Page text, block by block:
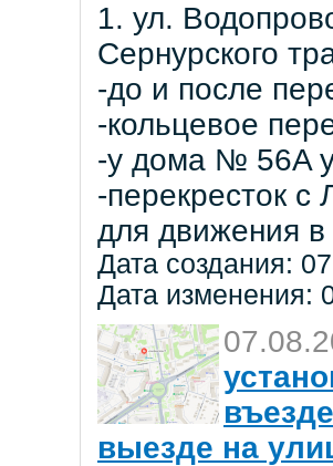
1. ул.
Сернурского
-до и после
-кольцевое
-у дома № 56A
-перекресток с
для движения
Дата создания:
Дата изменения:
выезде на